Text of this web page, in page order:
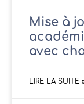
Mise à
avec
LIRE LA SUITE